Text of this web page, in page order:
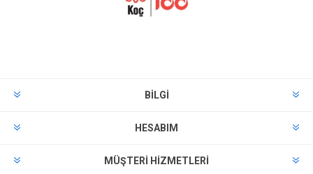
BILGI
HESABIM
MÜŞTERI HIZMETLERI